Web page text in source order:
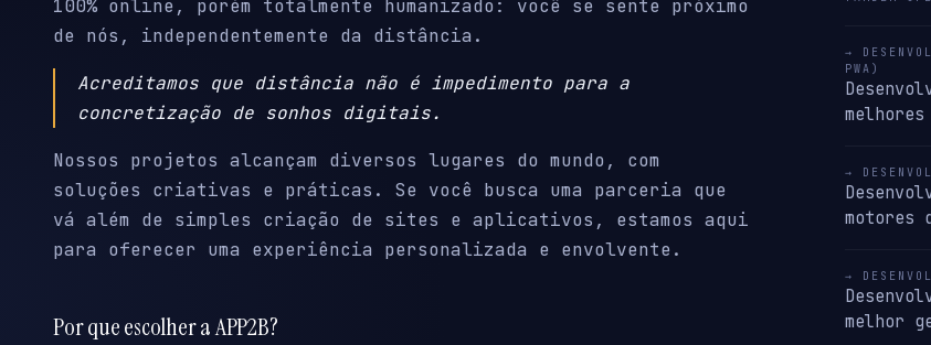
100% online, porém totalmente humanizado: você se sente próximo
de nós, independentemente da distância.
Acreditamos que distância não é impedimento para a
concretização de sonhos digitais.
Nossos projetos alcançam diversos lugares do mundo, com
soluções criativas e práticas. Se você busca uma parceria que
vá além de simples criação de sites e aplicativos, estamos aqui
para oferecer uma experiência personalizada e envolvente.
Por que escolher a APP2B?
→
PWA)
→
motores
→
melhor